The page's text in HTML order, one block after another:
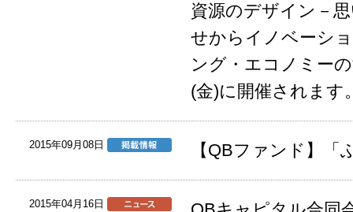
資源のデザイン－
せからイノベーシ
ング・エコノミー
(金)に開催されます
2015年09月08日 【QBファンド】「
2015年04月16日